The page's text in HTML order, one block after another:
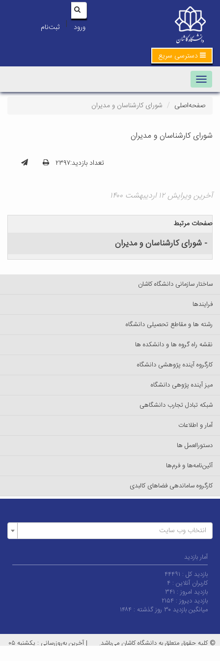
ورود | ثبت‌نام
دسترسی سریع
Toggle navigation
صفحه‌اصلی شورای کارشناسان و مدیران
شورای کارشناسان و مدیران
تعداد بازدید:۲۳۹۷
آخرین ویرایش ۱۲ اردیبهشت ۱۴۰۰
صفحات مرتبط
- شورای کارشناسان و مدیران
ساختار سازمانی دانشگاه کاشان
فرایندها
رشته ها و مقاطع تحصیلی دانشگاه
نقشه راه گروه ها و دانشکده ها
کارگروه آینده پژوهشی دانشگاه
میز آینده پژوهی دانشگاه
شبکه تبادل تجارب دانشگاهی
آمار و اطلاعات
دستورالعمل ها
آئین‌نامه‌ها و فرم‌ها
کارگروه ساماندهی فضاهای کالبدی
انتخاب وب سایت
آمار بازدید
بازدید کل : ۴۴۴۹۱
کاربران آنلاین : ۴
بازدید امروز : ۳۴۱
بازدید دیروز : ۲۱۵۴
میانگین بازدید ۳۰ روز گذشته :
۱۴۸۴
© کلیه حقوق متعلق به دانشگاه کاشان می‌باشد. |
آخرین به‌روزرسانی : یکشنبه ۰۵